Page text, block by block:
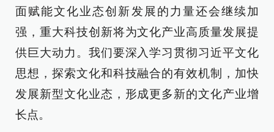
面赋能文化业态创新发展的力量还会继续加
强，重大科技创新将为文化产业高质量发展提
供巨大动力。我们要深入学习贯彻习近平文化
思想，探索文化和科技融合的有效机制，加快
发展新型文化业态，形成更多新的文化产业增
长点。